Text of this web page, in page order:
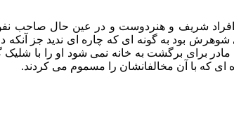
شریف و هنردوست و در عین حال صاحب نفوذ
بود به گونه ای که چاره ای ندید جز آنکه
برای برگشت به خانه نمی شود او را با
که با آن مخالفانشان را مسموم می کردند.